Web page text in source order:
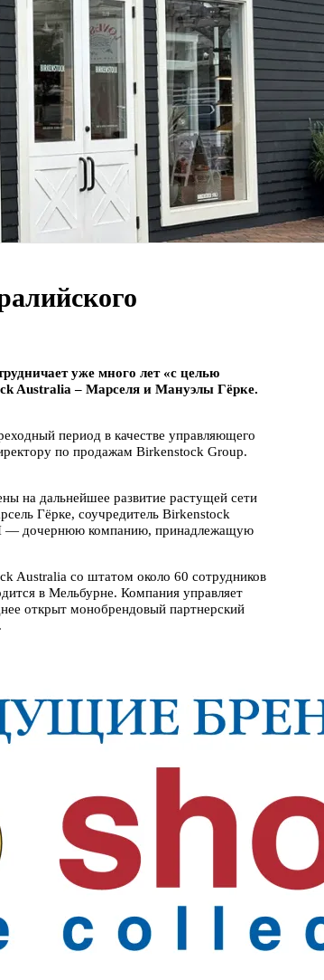
уже много лет «c целью
Australia – Марселя и Мануэлы Гёрке.
период в качестве управляющего
по продажам Birkenstock Group.
на дальнейшее развитие растущей сети
Гёрке, соучредитель Birkenstock
— дочернюю компанию, принадлежащую
Australia со штатом около 60 сотрудников
в Мельбурне. Компания управляет
открыт монобрендовый партнерский